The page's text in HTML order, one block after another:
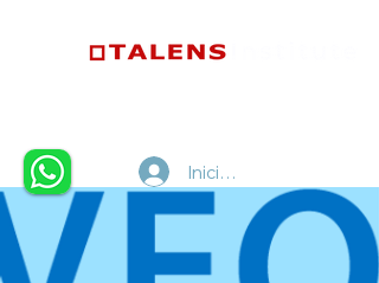
Iniciar sesión